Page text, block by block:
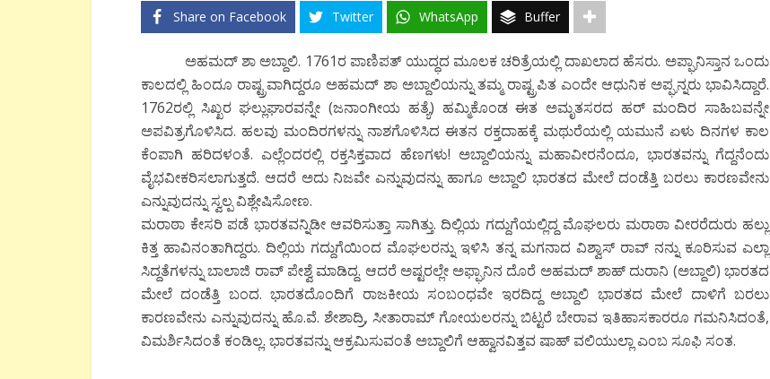
Share on Facebook Twitter WhatsApp Buffer
ಅಹಮದ್ ಶಾ ಅಬ್ದಾಲಿ. 1761ರ ಪಾಣಿಪತ್ ಯುದ್ಧದ ಮೂಲಕ ಚರಿತ್ರೆಯಲ್ಲಿ ದಾಖಲಾದ ಹೆಸರು. ಅಪ್ಘಾನಿಸ್ತಾನ ಒಂದು
ಕಾಲದಲ್ಲಿ ಹಿಂದೂ ರಾಷ್ಟ್ರವಾಗಿದ್ದರೂ ಅಹಮದ್ ಶಾ ಅಬ್ದಾಲಿಯನ್ನು ತಮ್ಮ ರಾಷ್ಟ್ರಪಿತ ಎಂದೇ ಆಧುನಿಕ ಅಪ್ಘನ್ನರು ಭಾವಿಸಿದ್ದಾರೆ.
1762ರಲ್ಲಿ ಸಿಖ್ಖರ ಘಲ್ಲುಘಾರವನ್ನೇ (ಜನಾಂಗೀಯ ಹತ್ಯೆ) ಹಮ್ಮಿಕೊಂಡ ಈತ ಅಮೃತಸರದ ಹರ್ ಮಂದಿರ ಸಾಹಿಬವನ್ನೇ
ಅಪವಿತ್ರಗೊಳಿಸಿದ. ಹಲವು ಮಂದಿರಗಳನ್ನು ನಾಶಗೊಳಿಸಿದ ಈತನ ರಕ್ತದಾಹಕ್ಕೆ ಮಥುರೆಯಲ್ಲಿ ಯಮುನೆ ಏಳು ದಿನಗಳ ಕಾಲ
ಕೆಂಪಾಗಿ ಹರಿದಳಂತೆ. ಎಲ್ಲೆಂದರಲ್ಲಿ ರಕ್ತಸಿಕ್ತವಾದ ಹೆಣಗಳು! ಅಬ್ದಾಲಿಯನ್ನು ಮಹಾವೀರನೆಂದೂ, ಭಾರತವನ್ನು ಗೆದ್ದನೆಂದು
ವೈಭವೀಕರಿಸಲಾಗುತ್ತದೆ. ಆದರೆ ಅದು ನಿಜವೇ ಎನ್ನುವುದನ್ನು ಹಾಗೂ ಅಬ್ದಾಲಿ ಭಾರತದ ಮೇಲೆ ದಂಡೆತ್ತಿ ಬರಲು ಕಾರಣವೇನು
ಎನ್ನುವುದನ್ನು ಸ್ವಲ್ಪ ವಿಶ್ಲೇಷಿಸೋಣ.
ಮರಾಠಾ ಕೇಸರಿ ಪಡೆ ಭಾರತವನ್ನಿಡೀ ಆವರಿಸುತ್ತಾ ಸಾಗಿತ್ತು. ದಿಲ್ಲಿಯ ಗದ್ದುಗೆಯಲ್ಲಿದ್ದ ಮೊಘಲರು ಮರಾಠಾ ವೀರರೆದುರು ಹಲ್ಲು
ಕಿತ್ತ ಹಾವಿನಂತಾಗಿದ್ದರು. ದಿಲ್ಲಿಯ ಗದ್ದುಗೆಯಿಂದ ಮೊಘಲರನ್ನು ಇಳಿಸಿ ತನ್ನ ಮಗನಾದ ವಿಶ್ವಾಸ್ ರಾವ್ ನನ್ನು ಕೂರಿಸುವ ಎಲ್ಲಾ
ಸಿದ್ದತೆಗಳನ್ನು ಬಾಲಾಜಿ ರಾವ್ ಪೇಶ್ವೆ ಮಾಡಿದ್ದ. ಆದರೆ ಅಷ್ಟರಲ್ಲೇ ಅಫ್ಘಾನಿನ ದೊರೆ ಅಹಮದ್ ಶಾಹ್ ದುರಾನಿ (ಅಬ್ದಾಲಿ) ಭಾರತದ
ಮೇಲೆ ದಂಡೆತ್ತಿ ಬಂದ. ಭಾರತದೊಂದಿಗೆ ರಾಜಕೀಯ ಸಂಬಂಧವೇ ಇರದಿದ್ದ ಅಬ್ದಾಲಿ ಭಾರತದ ಮೇಲೆ ದಾಳಿಗೆ ಬರಲು
ಕಾರಣವೇನು ಎನ್ನುವುದನ್ನು ಹೊ.ವೆ. ಶೇಶಾದ್ರಿ, ಸೀತಾರಾಮ್ ಗೋಯಲರನ್ನು ಬಿಟ್ಟರೆ ಬೇರಾವ ಇತಿಹಾಸಕಾರರೂ ಗಮನಿಸಿದಂತೆ,
ವಿಮರ್ಶಿಸಿದಂತೆ ಕಂಡಿಲ್ಲ. ಭಾರತವನ್ನು ಆಕ್ರಮಿಸುವಂತೆ ಅಬ್ದಾಲಿಗೆ ಆಹ್ವಾನವಿತ್ತವ ಷಾಹ್ ವಲಿಯುಲ್ಲಾ ಎಂಬ ಸೂಫಿ ಸಂತ.